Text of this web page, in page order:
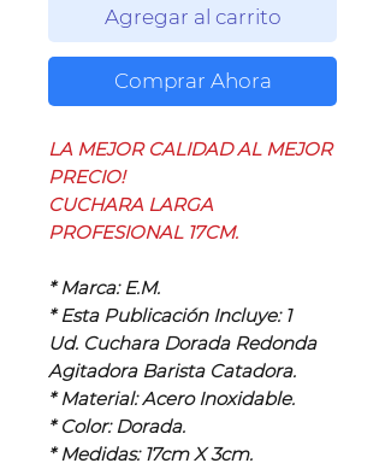
Agregar al carrito
Comprar Ahora
LA MEJOR CALIDAD AL MEJOR
PRECIO!
CUCHARA LARGA
PROFESIONAL 17CM.
* Marca: E.M.
* Esta Publicación Incluye: 1
Ud. Cuchara Dorada Redonda
Agitadora Barista Catadora.
* Material: Acero Inoxidable.
* Color: Dorada.
* Medidas: 17cm X 3cm.